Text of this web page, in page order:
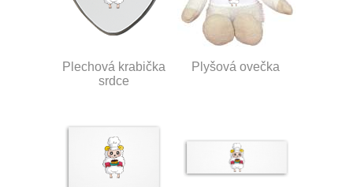
Plechová krabička
srdce
Plyšová ovečka